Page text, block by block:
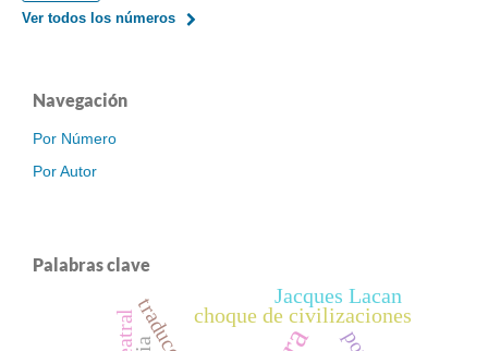
Ver todos los números
Navegación
Por Número
Por Autor
Palabras clave
choque de civilizaciones
Jacques Lacan